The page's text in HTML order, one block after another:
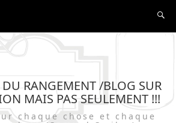
DU RANGEMENT /BLOG SUR
MAIS PAS SEULEMENT !!!
chaque chose et chaque